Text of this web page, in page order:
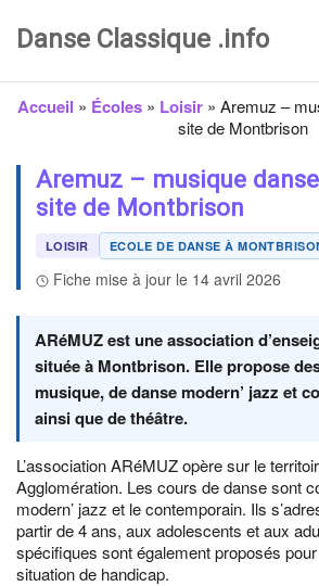
Danse Classique .info
Accueil » Écoles » Loisir » Aremuz –
site de Montbrison
Aremuz – musique
site de Montbrison
LOISIR ECOLE DE DANSE À
Fiche mise à jour le 14 avril 2026
ARéMUZ est une association
située à Montbrison. Elle propose
musique, de danse modern’ jazz et
ainsi que de théâtre.
L’association ARéMUZ opère sur le
Agglomération. Les cours de danse sont
modern’ jazz et le contemporain. Ils
partir de 4 ans, aux adolescents et aux
spécifiques sont également proposés
situation de handicap.